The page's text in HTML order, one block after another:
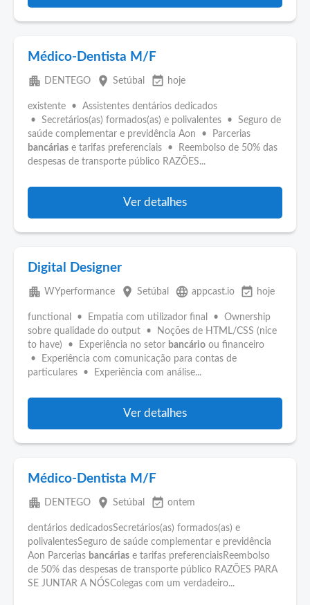
Médico-Dentista M/F
apartment DENTEGO place Setúbal event_available hoje
existente • Assistentes dentários dedicados
• Secretários(as) formados(as) e polivalentes • Seguro de
saúde complementar e previdência Aon • Parcerias
bancárias e tarifas preferenciais • Reembolso de 50% das
despesas de transporte público RAZÕES...
Ver detalhes
Digital Designer
apartment WYperformance place Setúbal language appcast.io event_available hoje
functional • Empatia com utilizador final • Ownership
sobre qualidade do output • Noções de HTML/CSS (nice
to have) • Experiência no setor bancário ou financeiro
• Experiência com comunicação para contas de
particulares • Experiência com análise...
Ver detalhes
Médico-Dentista M/F
apartment DENTEGO place Setúbal event_available ontem
dentários dedicadosSecretários(as) formados(as) e
polivalentesSeguro de saúde complementar e previdência
Aon Parcerias bancárias e tarifas preferenciaisReembolso
de 50% das despesas de transporte público RAZÕES PARA
SE JUNTAR A NÓSColegas com um verdadeiro...